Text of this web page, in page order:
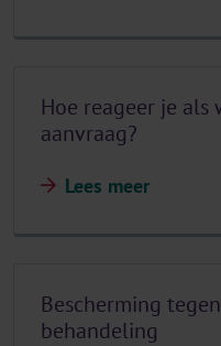
Hoe reageer je als
aanvraag?
Lees meer
Bescherming
behandeling